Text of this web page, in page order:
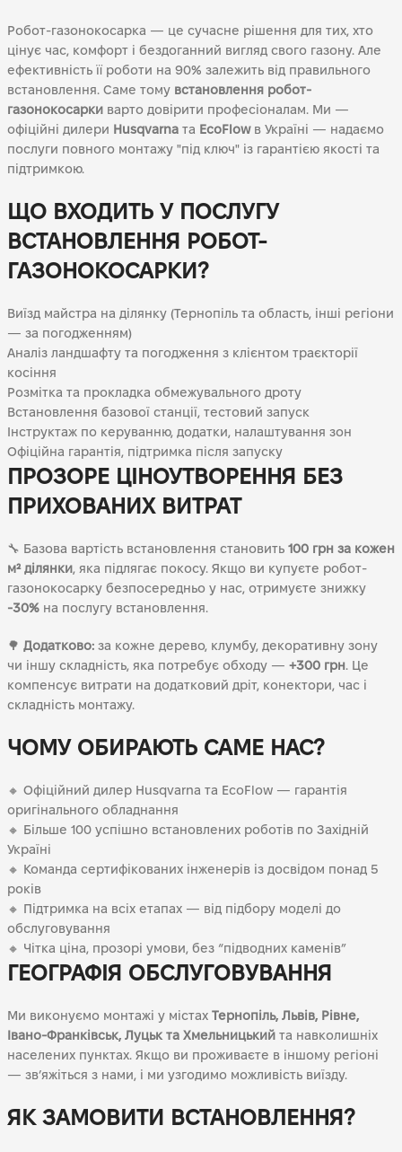
Робот-газонокосарка — це сучасне рішення для тих, хто
цінує час, комфорт і бездоганний вигляд свого газону. Але
ефективність її роботи на 90% залежить від правильного
встановлення. Саме тому встановлення робот-
газонокосарки варто довірити професіоналам. Ми —
офіційні дилери Husqvarna та EcoFlowв Україні — надаємо
послуги повного монтажу "під ключ" із гарантією якості та
підтримкою.
ЩО ВХОДИТЬ У ПОСЛУГУ
ВСТАНОВЛЕННЯ РОБОТ-
ГАЗОНОКОСАРКИ?
Виїзд майстра на ділянку (Тернопіль та область, інші регіони
— за погодженням)
Аналіз ландшафту та погодження з клієнтом траєкторії
косіння
Розмітка та прокладка обмежувального дроту
Встановлення базової станції, тестовий запуск
Інструктаж по керуванню, додатки, налаштування зон
Офіційна гарантія, підтримка після запуску
ПРОЗОРЕ ЦІНОУТВОРЕННЯ БЕЗ
ПРИХОВАНИХ ВИТРАТ
🔧 Базова вартість встановлення становить 100 грн за кожен
м² ділянки, яка підлягає покосу. Якщо ви купуєте робот-
газонокосарку безпосередньо у нас, отримуєте знижку
-30% на послугу встановлення.
🌳 Додатково: за кожне дерево, клумбу, декоративну зону
чи іншу складність, яка потребує обходу — +300 грн. Це
компенсує витрати на додатковий дріт, конектори, час і
складність монтажу.
ЧОМУ ОБИРАЮТЬ САМЕ НАС?
🔸 Офіційний дилер Husqvarna та EcoFlow — гарантія
оригінального обладнання
🔸 Більше 100 успішно встановлених роботів по Західній
Україні
🔸 Команда сертифікованих інженерів із досвідом понад 5
років
🔸 Підтримка на всіх етапах — від підбору моделі до
обслуговування
🔸 Чітка ціна, прозорі умови, без “підводних каменів”
ГЕОГРАФІЯ ОБСЛУГОВУВАННЯ
Ми виконуємо монтажі у містах Тернопіль, Львів, Рівне,
Івано-Франківськ, Луцьк та Хмельницький та навколишніх
населених пунктах. Якщо ви проживаєте в іншому регіоні
— зв’яжіться з нами, і ми узгодимо можливість виїзду.
ЯК ЗАМОВИТИ ВСТАНОВЛЕННЯ?